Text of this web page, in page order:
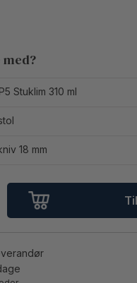
med?
Stuklim 310 ml
18 mm